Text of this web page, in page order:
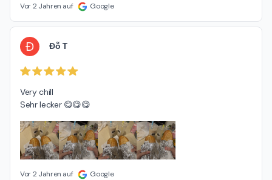
Vor 2 Jahren auf Google
Đ Đỗ T
Very chill
Sehr lecker 😋😋😋
Vor 2 Jahren auf Google